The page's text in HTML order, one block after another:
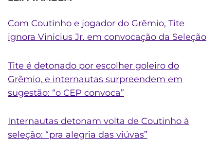
Com Coutinho e jogador do Grêmio, Tite
ignora Vinicius Jr. em convocação da Seleção
Tite é detonado por escolher goleiro do
Grêmio, e internautas surpreendem em
sugestão: “o CEP convoca”
Internautas detonam volta de Coutinho à
seleção: “pra alegria das viúvas”